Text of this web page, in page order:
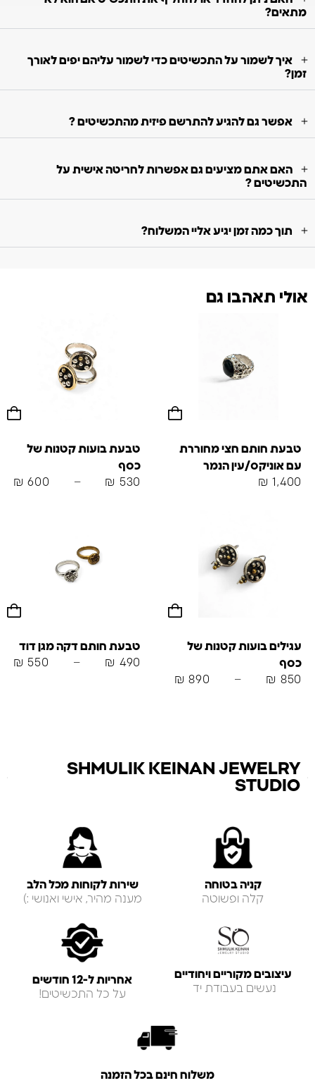
מתאים?
איך לשמור על התכשיטים כדי לשמור עליהם יפים לאורך
זמן?
אפשר גם להגיע להתרשם פיזית מהתכשיטים ?
האם אתם מציעים גם אפשרות לחריטה אישית על
התכשיטים ?
תוך כמה זמן יגיע אליי המשלוח?
אולי תאהבו גם
טבעת חותם חצי מחוררת
עם אוניקס/עין הנמר
₪ 1,400
טבעת בועות קטנות של
כסף
₪ 530
–
₪ 600
עגילים בועות קטנות של
כסף
₪ 850
–
₪ 890
טבעת חותם דקה מגן דוד
₪ 490
–
₪ 550
SHMULIK KEINAN JEWELRY
STUDIO
קניה בטוחה
קלה ופשוטה
שירות לקוחות מכל הלב
מענה מהיר, אישי ואנושי :)
עיצובים מקוריים ויחודיים
נעשים בעבודת יד
אחריות ל-12 חודשים
על כל התכשיטים!
משלוח חינם בכל הזמנה